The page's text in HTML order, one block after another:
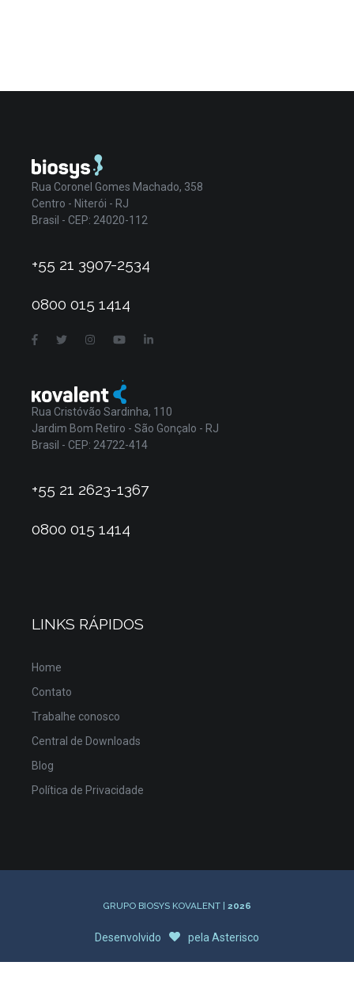
Rua Coronel Gomes Machado, 358
Centro - Niterói - RJ
Brasil - CEP: 24020-112
+55 21 3907-2534
0800 015 1414
Rua Cristóvão Sardinha, 110
Jardim Bom Retiro - São Gonçalo - RJ
Brasil - CEP: 24722-414
+55 21 2623-1367
0800 015 1414
LINKS RÁPIDOS
Home
Contato
Trabalhe conosco
Central de Downloads
Blog
Política de Privacidade
GRUPO BIOSYS KOVALENT | 2026
Desenvolvido pela Asterisco